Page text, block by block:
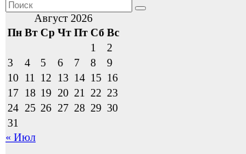
Август 2026
Пн Вт Ср Чт Пт Сб Вс
1
2
3
4 5 6 7 8
9
10 11 12 13 14 15 16
17 18 19 20 21 22 23
24 25 26 27 28 29 30
31
« Июл